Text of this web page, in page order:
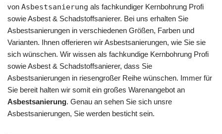
von Asbestsanierung als fachkundiger Kernbohrung Profi
sowie Asbest & Schadstoffsanierer. Bei uns erhalten Sie
Asbestsanierungen in verschiedenen Größen, Farben und
Varianten. Ihnen offerieren wir Asbestsanierungen, wie Sie sie
sich wünschen. Wir wissen als fachkundige Kernbohrung Profi
sowie Asbest & Schadstoffsanierer, dass Sie
Asbestsanierungen in riesengroßer Reihe wünschen. Immer für
Sie bereit halten wir somit ein großes Warenangebot an
Asbestsanierung. Genau an sehen Sie sich unsre
Asbestsanierungen, Sie werden besticht sein.